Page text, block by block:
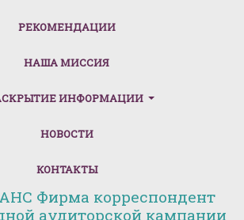
РЕКОМЕНДАЦИИ
НАША МИССИЯ
ИНФОРМАЦИИ
НОВОСТИ
КОНТАКТЫ
Фирма корреспондент
аудиторской кампании